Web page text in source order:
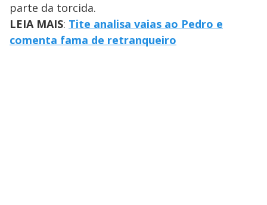
parte da torcida.
LEIA MAIS: Tite analisa vaias ao Pedro e
comenta fama de retranqueiro